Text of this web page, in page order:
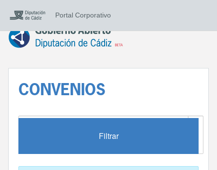
Portal Corporativo
CONVENIOS
Filtrar